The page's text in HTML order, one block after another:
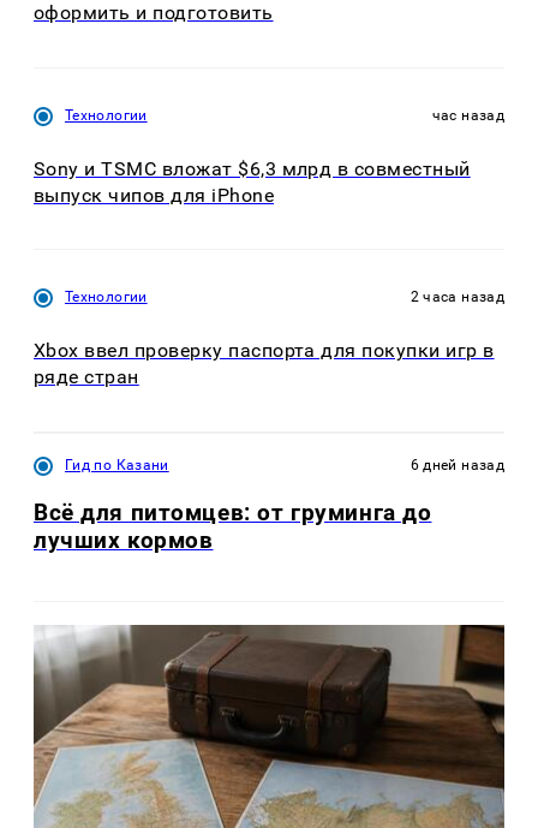
оформить и подготовить
Технологии час назад
Sony и TSMC вложат $6,3 млрд в совместный
выпуск чипов для iPhone
Технологии 2 часа назад
Xbox ввел проверку паспорта для покупки игр в
ряде стран
Гид по Казани 6 дней назад
Всё для питомцев: от груминга до
лучших кормов